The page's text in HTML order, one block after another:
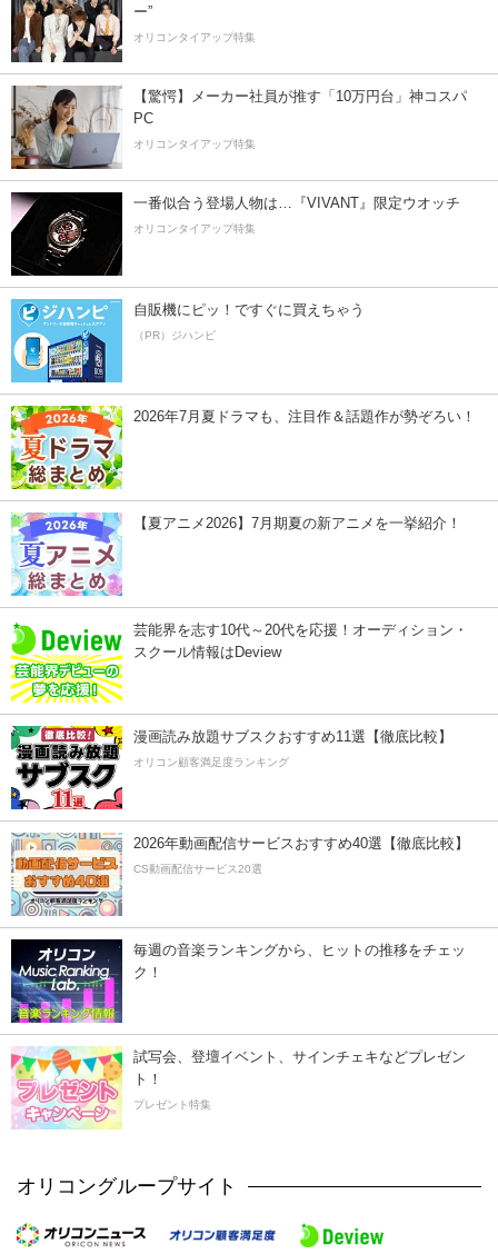
ー”
オリコンタイアップ特集
【驚愕】メーカー社員が推す「10万円台」神コスパ
PC
オリコンタイアップ特集
一番似合う登場人物は…『VIVANT』限定ウオッチ
オリコンタイアップ特集
自販機にピッ！ですぐに買えちゃう
（PR）ジハンピ
2026年7月夏ドラマも、注目作＆話題作が勢ぞろい！
【夏アニメ2026】7月期夏の新アニメを一挙紹介！
芸能界を志す10代～20代を応援！オーディション・
スクール情報はDeview
漫画読み放題サブスクおすすめ11選【徹底比較】
オリコン顧客満足度ランキング
2026年動画配信サービスおすすめ40選【徹底比較】
CS動画配信サービス20選
毎週の音楽ランキングから、ヒットの推移をチェッ
ク！
試写会、登壇イベント、サインチェキなどプレゼン
ト！
プレゼント特集
オリコングループサイト